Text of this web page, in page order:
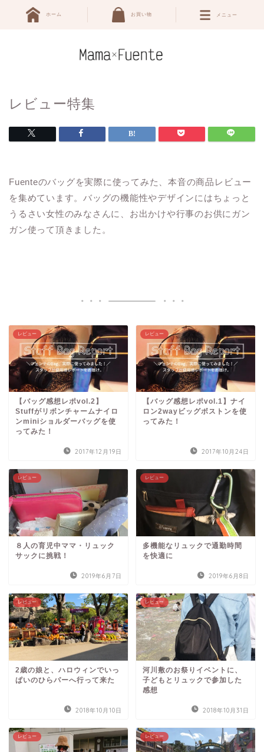
メニュー
ホーム お買い物
レビュー特集
Fuenteのバッグを実際に使ってみた、本音の商品レビュー
を集めています。バッグの機能性やデザインにはちょっと
うるさい女性のみなさんに、お出かけや行事のお供にガン
ガン使って頂きました。
レビュー
【バッグ感想レポvol.2】
Stuffがリボンチャームナイロ
ンminiショルダーバッグを使
ってみた！
2017年12月19日
レビュー
【バッグ感想レポvol.1】ナイ
ロン2wayビッグボストンを使
ってみた！
2017年10月24日
レビュー
８人の育児中ママ・リュック
サックに挑戦！
2019年6月7日
レビュー
多機能なリュックで通勤時間
を快適に
2019年6月8日
レビュー
2歳の娘と、ハロウィンでいっ
ぱいのひらパーへ行って来た
2018年10月10日
レビュー
河川敷のお祭りイベントに、
子どもとリュックで参加した
感想
2018年10月31日
レビュー レビュー